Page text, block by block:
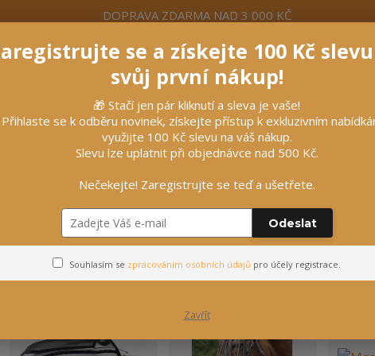
DOPRAVA ZDARMA NAD 3 000 KČ
informace Více Nevíte si rady? Zavolejte. +420
Vybavení stájí
Ochrana proti hmyzu
se a získejte 100 Kč
svůj první nákup!
🎁 Stačí jen pár kliknutí a sleva je vaše!
Přihlaste se k odběru novinek, získejte přístup k exkluzivním
využijte 100 Kč slevu na váš nákup.
Slevu lze uplatnit při objednávce nad 500 Kč.
Nečekejte! Zaregistrujte se teď a ušetřete.
Odeslat
Souhlasím se zpracováním osobních údajů pro účely registrace.
Zavřít